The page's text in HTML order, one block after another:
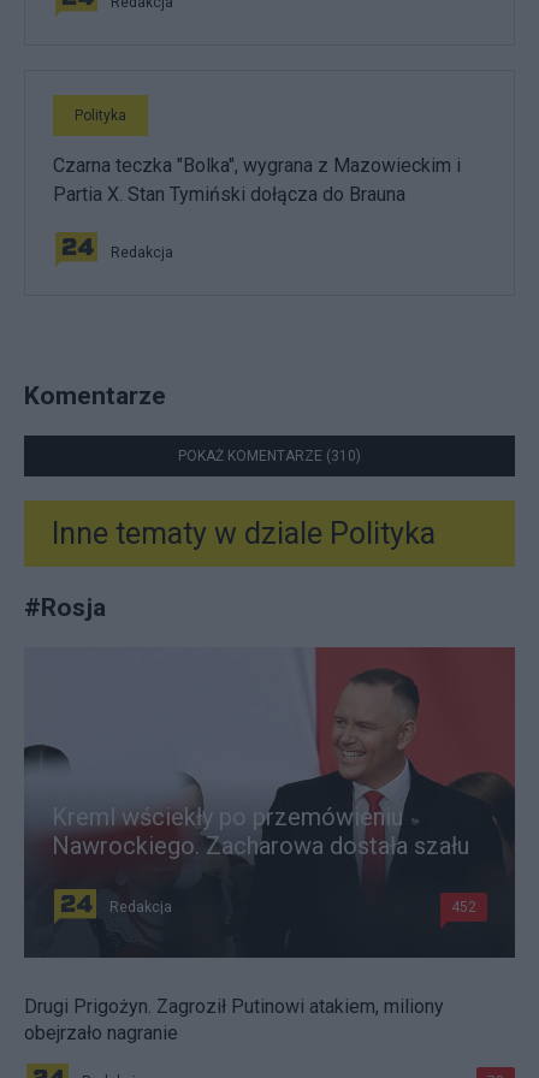
Polityka
Czarna teczka "Bolka", wygrana z Mazowieckim i
Partia X. Stan Tymiński dołącza do Brauna
Redakcja
Komentarze
POKAŻ KOMENTARZE (310)
Inne tematy w dziale Polityka
#Rosja
Kreml wściekły po przemówieniu
Nawrockiego. Zacharowa dostała szału
Redakcja 452
Drugi Prigożyn. Zagroził Putinowi atakiem, miliony
obejrzało nagranie